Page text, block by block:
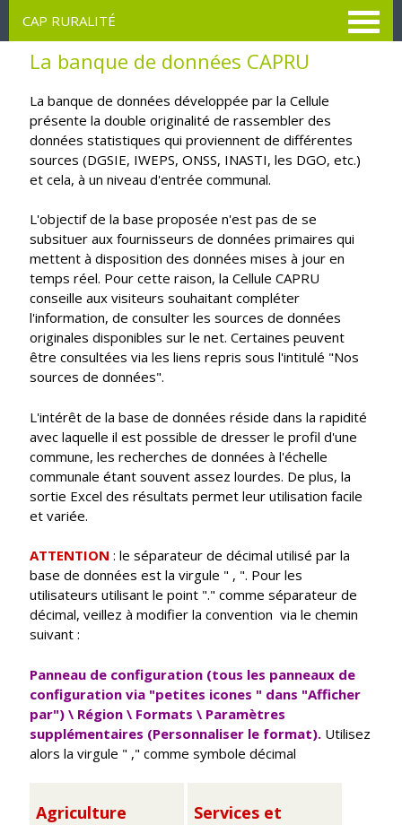
principal
CAP RURALITÉ
La banque de données CAPRU
La banque de données développée par la Cellule
présente la double originalité de rassembler des
données statistiques qui proviennent de différentes
sources (DGSIE, IWEPS, ONSS, INASTI, les DGO, etc.)
et cela, à un niveau d'entrée communal.
L'objectif de la base proposée n'est pas de se
subsituer aux fournisseurs de données primaires qui
mettent à disposition des données mises à jour en
temps réel. Pour cette raison, la Cellule CAPRU
conseille aux visiteurs souhaitant compléter
l'information, de consulter les sources de données
originales disponibles sur le net. Certaines peuvent
être consultées via les liens repris sous l'intitulé "Nos
sources de données".
L'intérêt de la base de données réside dans la rapidité
avec laquelle il est possible de dresser le profil d'une
commune, les recherches de données à l'échelle
communale étant souvent assez lourdes. De plus, la
sortie Excel des résultats permet leur utilisation facile
et variée.
ATTENTION : le séparateur de décimal utilisé par la
base de données est la virgule " , ". Pour les
utilisateurs utilisant le point "." comme séparateur de
décimal, veillez à modifier la convention via le chemin
suivant :
Panneau de configuration (tous les panneaux de
configuration via "petites icones " dans "Afficher
par") \ Région \ Formats \ Paramètres
supplémentaires (Personnaliser le format). Utilisez
alors la virgule " ," comme symbole décimal
Agriculture
Services et